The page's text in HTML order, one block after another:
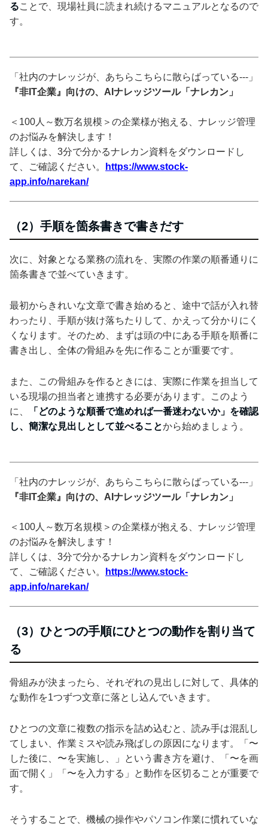
ることで、現場社員に読まれ続けるマニュアルとなるので
す。
「社内のナレッジが、あちらこちらに散らばっている---」
『非IT企業』向けの、AIナレッジツール「ナレカン」
＜100人～数万名規模＞の企業様が抱える、ナレッジ管理
のお悩みを解決します！
詳しくは、3分で分かるナレカン資料をダウンロードし
て、ご確認ください。
https://www.stock-
app.info/narekan/
（2）手順を箇条書きで書きだす
次に、対象となる業務の流れを、実際の作業の順番通りに
箇条書きで並べていきます。
最初からきれいな文章で書き始めると、途中で話が入れ替
わったり、手順が抜け落ちたりして、かえって分かりにく
くなります。そのため、まずは頭の中にある手順を順番に
書き出し、全体の骨組みを先に作ることが重要です。
また、この骨組みを作るときには、実際に作業を担当して
いる現場の担当者と連携する必要があります。このよう
に、
「どのような順番で進めれば一番迷わないか」を確認
し、簡潔な見出しとして並べることから始めましょう。
「社内のナレッジが、あちらこちらに散らばっている---」
『非IT企業』向けの、AIナレッジツール「ナレカン」
＜100人～数万名規模＞の企業様が抱える、ナレッジ管理
のお悩みを解決します！
詳しくは、3分で分かるナレカン資料をダウンロードし
て、ご確認ください。
https://www.stock-
app.info/narekan/
（3）ひとつの手順にひとつの動作を割り当て
る
骨組みが決まったら、それぞれの見出しに対して、具体的
な動作を1つずつ文章に落とし込んでいきます。
ひとつの文章に複数の指示を詰め込むと、読み手は混乱し
てしまい、作業ミスや読み飛ばしの原因になります。「〜
した後に、〜を実施し、」という書き方を避け、「〜を画
面で開く」「〜を入力する」と動作を区切ることが重要で
す。
そうすることで、機械の操作やパソコン作業に慣れていな